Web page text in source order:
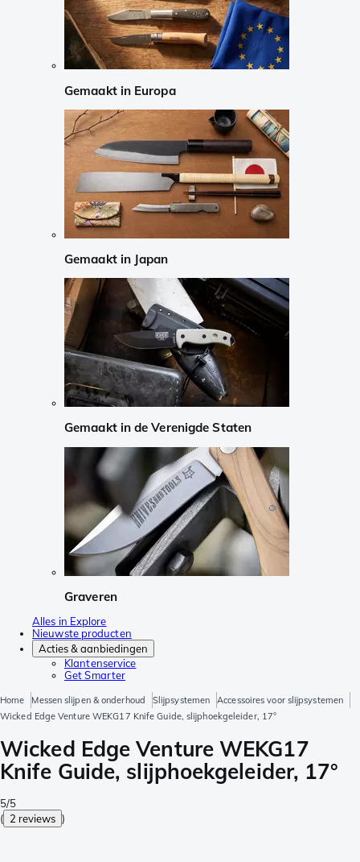
Gemaakt in Europa
Gemaakt in Japan
Gemaakt in de Verenigde Staten
Graveren
Alles in Explore
Nieuwste producten
Acties & aanbiedingen
Klantenservice
Get Smarter
Home Messen slijpen & onderhoud Slijpsystemen
Accessoires voor slijpsystemen
Wicked Edge Venture WEKG17 Knife Guide, slijphoekgeleider, 17°
Wicked Edge Venture WEKG17
Knife Guide, slijphoekgeleider, 17°
5/5
( 2 reviews )